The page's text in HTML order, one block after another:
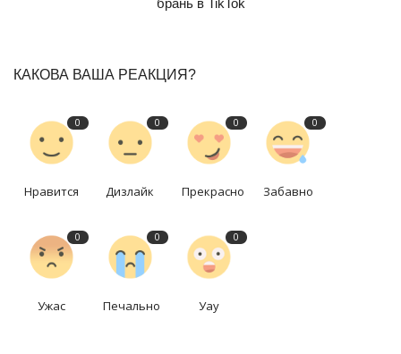
КАКОВА ВАША РЕАКЦИЯ?
0
Нравится
0
Дизлайк
0
Прекрасно
0
Забавно
0
Ужас
0
Печально
0
Уау